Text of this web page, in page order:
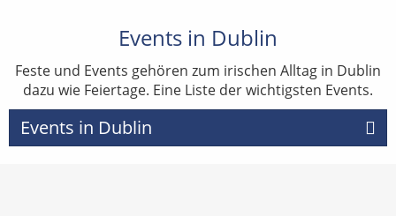
Events in Dublin
Feste und Events gehören zum irischen Alltag in Dublin
dazu wie Feiertage. Eine Liste der wichtigsten Events.
Events in Dublin